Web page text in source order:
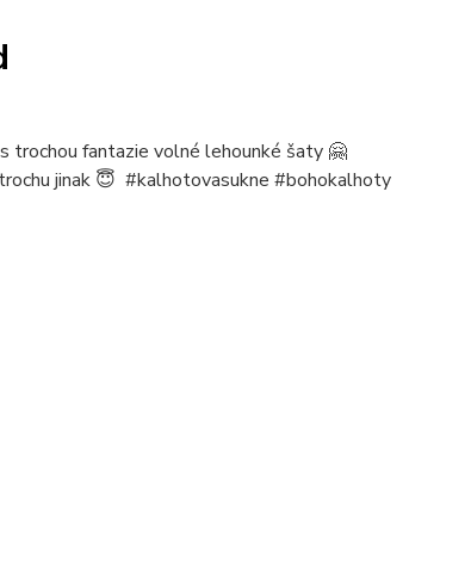
trochou fantazie volné lehounké šaty 🤗
jinak 😇 #kalhotovasukne #bohokalhoty